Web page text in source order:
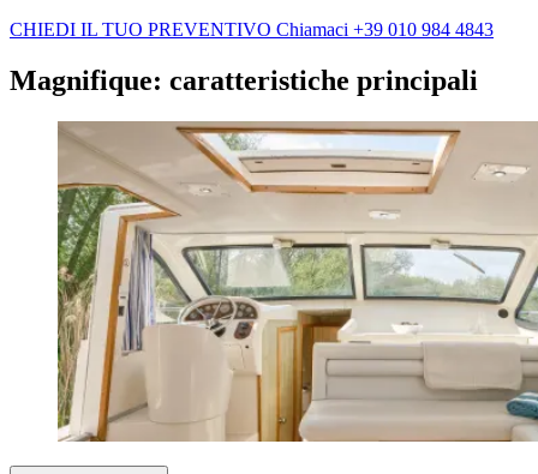
CHIEDI IL TUO PREVENTIVO Chiamaci +39 010 984 4843
Magnifique: caratteristiche principali